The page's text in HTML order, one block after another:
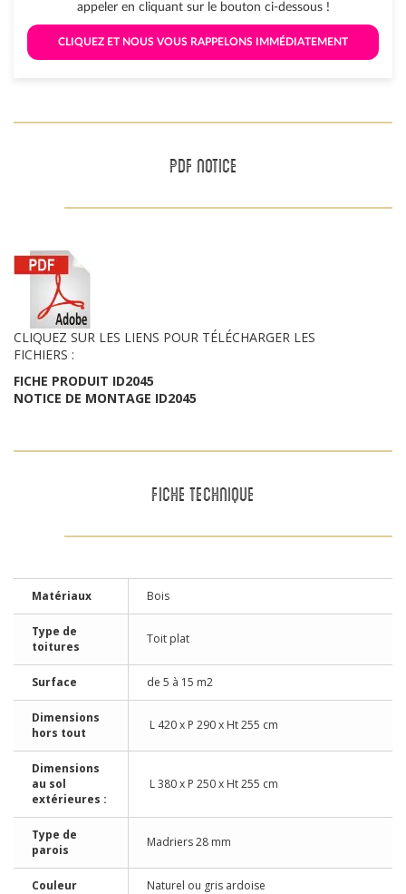
appeler en cliquant sur le bouton ci-dessous !
CLIQUEZ ET NOUS VOUS RAPPELONS IMMÉDIATEMENT
PDF NOTICE
CLIQUEZ SUR LES LIENS POUR TÉLÉCHARGER LES
FICHIERS :
FICHE PRODUIT ID2045
NOTICE DE MONTAGE ID2045
FICHE TECHNIQUE
Matériaux Bois
Type de
toitures
Toit plat
Surface de 5 à 15 m2
Dimensions
hors tout
L 420 x P 290 x Ht 255 cm
Dimensions
au sol
extérieures :
L 380 x P 250 x Ht 255 cm
Type de
parois
Madriers 28 mm
Couleur Naturel ou gris ardoise